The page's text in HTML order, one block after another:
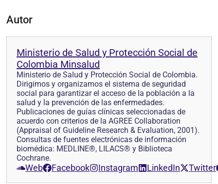
Autor
Ministerio de Salud y Protección Social de
Colombia Minsalud
Ministerio de Salud y Protección Social de Colombia.
Dirigimos y organizamos el sistema de seguridad
social para garantizar el acceso de la población a la
salud y la prevención de las enfermedades.
Publicaciones de guías clínicas seleccionadas de
acuerdo con criterios de la AGREE Collaboration
(Appraisal of Guideline Research & Evaluation, 2001).
Consultas de fuentes electrónicas de información
biomédica: MEDLINE®, LILACS® y Biblioteca
Cochrane.
Web Facebook Instagram LinkedIn Twitter